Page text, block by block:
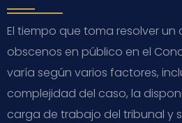
El tiempo que toma resolver
obscenos en público en el
varía según varios factores,
complejidad del caso, la
carga de trabajo del tribunal y